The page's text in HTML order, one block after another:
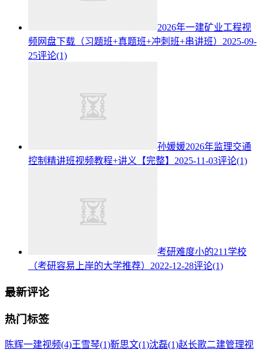
2026年一建矿业工程视
频网盘下载（习题班+真题班+冲刺班+串讲班） 2025-09-
25评论(1)
孙媛媛2026年监理交通
控制精讲班视频教程+讲义【完整】 2025-11-03评论(1)
考研难度小的211学校
（考研容易上岸的大学推荐） 2022-12-28评论(1)
最新评论
热门标签
陈辉一建视频(4)王雪琴(1)靳思文(1)沈磊(1)赵长歌二建管理视